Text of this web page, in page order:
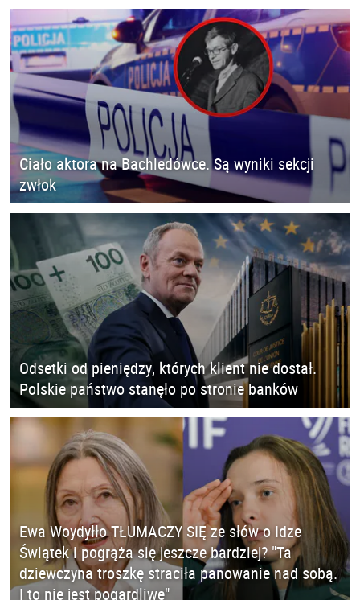
Ciało aktora na Bachledówce. Są wyniki sekcji
zwłok
Odsetki od pieniędzy, których klient nie dostał.
Polskie państwo stanęło po stronie banków
Ewa Woydyłło TŁUMACZY SIĘ ze słów o Idze
Świątek i pogrąża się jeszcze bardziej? "Ta
dziewczyna troszkę straciła panowanie nad sobą.
I to nie jest pogardliwe"